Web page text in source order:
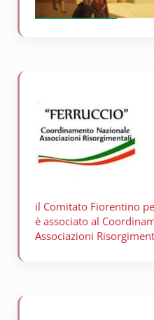
il Comitato Fiorentino
è associato al
Associazioni